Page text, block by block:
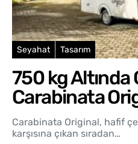
Seyahat Tasarım
750 kg
Carabinata
Carabinata Original, hafif
karşısına çıkan sıradan…